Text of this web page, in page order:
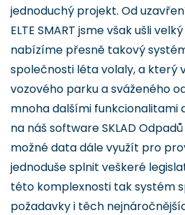
jednoduchý projekt. Od
ELTE SMART jsme však ušli
nabízíme přesně takový
společnosti léta volaly, a který
vozového parku a sváženého
mnoha dalšími funkcionalitami
na náš software SKLAD
možné data dále využít pro
jednoduše splnit veškeré
této komplexnosti tak systém
požadavky i těch